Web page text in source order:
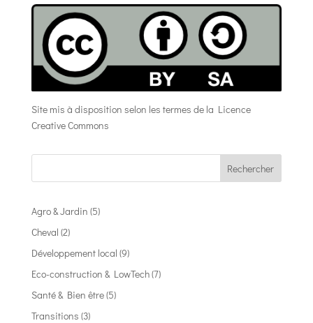
Site mis à disposition selon les termes de la Licence
Creative Commons
Rechercher
Agro & Jardin (5)
Cheval (2)
Développement local (9)
Eco-construction & LowTech(7)
Santé & Bien être(5)
Transitions (3)